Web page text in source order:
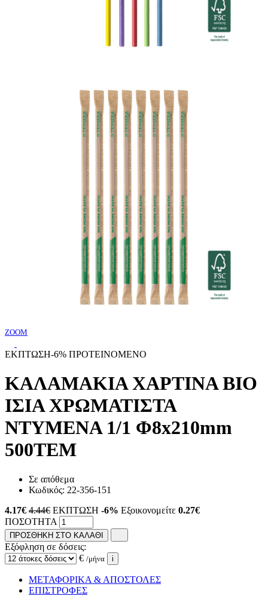
ZOOM
ΕΚΠΤΩΣΗ-6% ΠΡΟΤΕΙΝΟΜΕΝΟ
ΚΑΛΑΜΑΚΙΑ ΧΑΡΤΙΝΑ BIO
ΙΣΙΑ ΧΡΩΜΑΤΙΣΤΑ
ΝΤΥΜΕΝΑ 1/1 Φ8x210mm
500ΤΕΜ
Σε απόθεμα
Κωδικός: 22-356-151
4.17€ 4.44€ ΕΚΠΤΩΣΗ -6% Εξοικονομείτε 0.27€
ΠΟΣΟΤΗΤΑ
ΠΡΟΣΘΗΚΗ ΣΤΟ ΚΑΛΑΘΙ
Εξόφληση σε δόσεις:
€ /μήνα i
ΜΕΤΑΦΟΡΙΚΑ & ΑΠΟΣΤΟΛΕΣ
ΕΠΙΣΤΡΟΦΕΣ